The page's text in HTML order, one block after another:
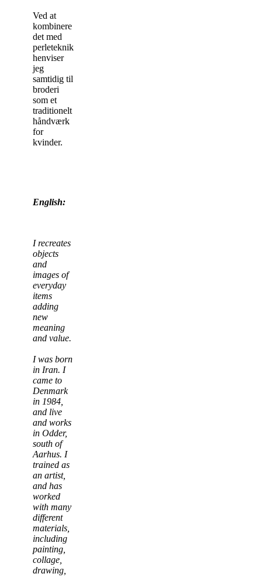
Ved at
kombinere
det med
perleteknik
henviser
jeg
samtidig til
broderi
som et
traditionelt
håndværk
for
kvinder.
English:
I recreates
objects
and
images of
everyday
items
adding
new
meaning
and value.
I was born
in Iran. I
came to
Denmark
in 1984,
and live
and works
in Odder,
south of
Aarhus. I
trained as
an artist,
and has
worked
with many
different
materials,
including
painting,
collage,
drawing,